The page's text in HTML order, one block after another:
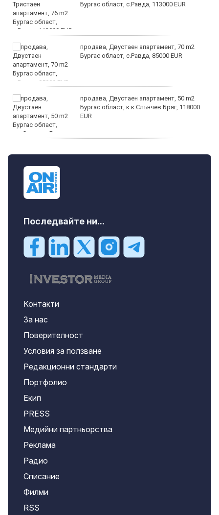
Бургас област, с.Равда, 113000 EUR
продава, Двустаен апартамент, 70 m2
Бургас област, с.Равда, 85000 EUR
продава, Двустаен апартамент, 50 m2
Бургас област, к.к.Слънчев Бряг, 118000
EUR
Последвайте ни...
Контакти
За нас
Поверителност
Условия за ползване
Редакционни стандарти
Портфолио
Екип
PRESS
Медийни партньорства
Реклама
Радио
Списание
Филми
RSS